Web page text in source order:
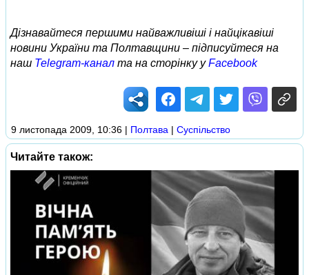
Дізнавайтеся першими найважливіші і найцікавіші
новини України та Полтавщини – підписуйтеся на
наш Telegram-канал та на сторінку уFacebook
9 листопада 2009, 10:36 | Полтава | Суспільство
Читайте також: